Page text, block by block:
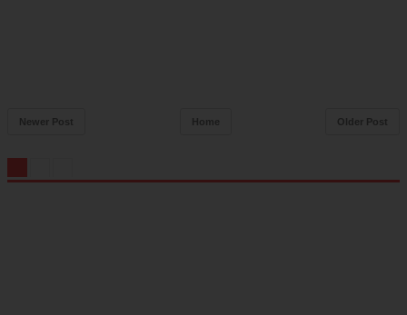
Newer Post Older Post
Home